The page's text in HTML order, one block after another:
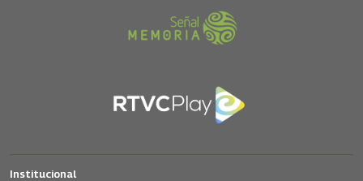
Institucional